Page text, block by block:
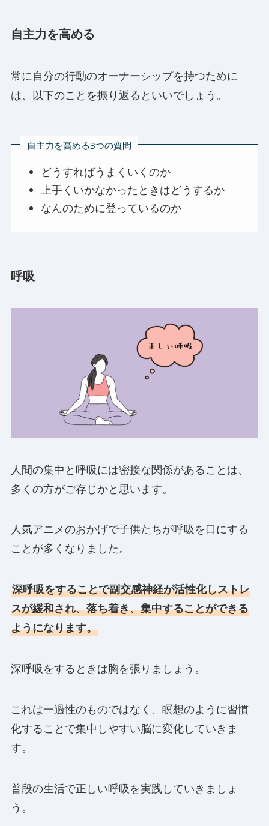
自主力を高める
常に自分の行動のオーナーシップを持つために
は、以下のことを振り返るといいでしょう。
自主力を高める3つの質問
どうすればうまくいくのか
上手くいかなかったときはどうするか
なんのために登っているのか
呼吸
人間の集中と呼吸には密接な関係があることは、
多くの方がご存じかと思います。
人気アニメのおかげで子供たちが呼吸を口にする
ことが多くなりました。
深呼吸をすることで副交感神経が活性化しストレ
スが緩和され、落ち着き、集中することができる
ようになります。
深呼吸をするときは胸を張りましょう。
これは一過性のものではなく、瞑想のように習慣
化することで集中しやすい脳に変化していきま
す。
普段の生活で正しい呼吸を実践していきましょ
う。